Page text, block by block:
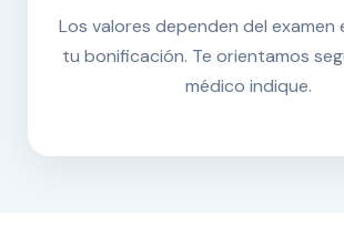
Los valores dependen del examen
tu bonificación. Te orientamos
médico indique.